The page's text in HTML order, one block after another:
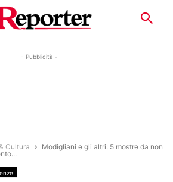
- Pubblicità -
Cultura
Modigliani e gli altri: 5 mostre da non